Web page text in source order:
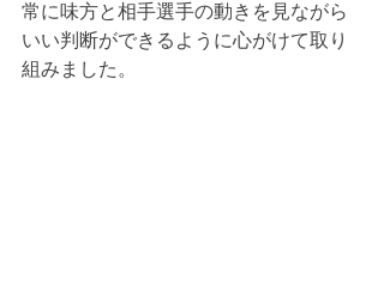
常に味方と相手選手の動きを見ながら
いい判断ができるように心がけて取り
組みました。